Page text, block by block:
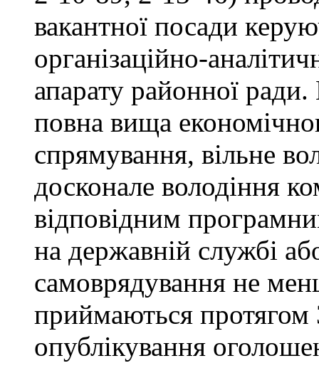
вакантної посади
організаційно-
апарату районної
повна вища
спрямування, вільне
досконале володіння
відповідним
на державній службі
самоврядування не
приймаються протягом
опублікування